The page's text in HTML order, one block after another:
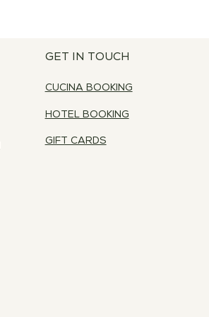
GET IN TOUCH
CUCINA BOOKING
HOTEL BOOKING
GIFT CARDS